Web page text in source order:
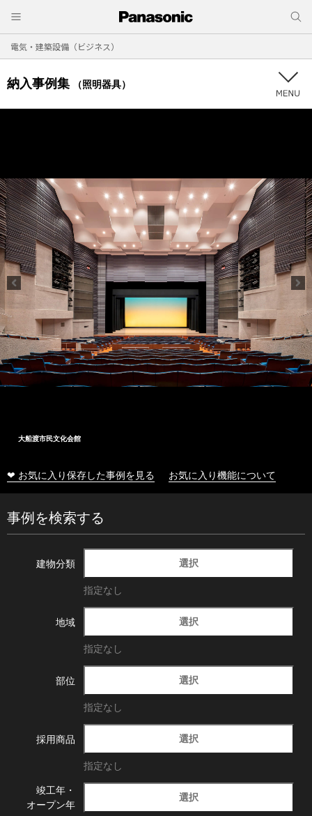
電気・建築設備（ビジネス）
納入事例集 （照明器具）
大船渡市民文化会館
❤ お気に入り保存した事例を見る お気に入り機能について
事例を検索する
建物分類 選択
指定なし
地域 選択
指定なし
部位 選択
指定なし
採用商品 選択
指定なし
竣工年・
オープン年
選択